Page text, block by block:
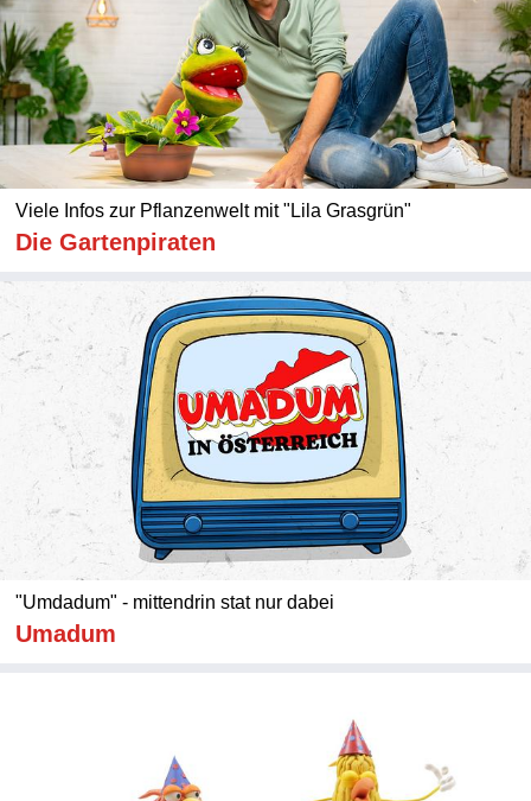
Viele Infos zur Pflanzenwelt mit "Lila Grasgrün"
Die Gartenpiraten
"Umdadum" - mittendrin stat nur dabei
Umadum